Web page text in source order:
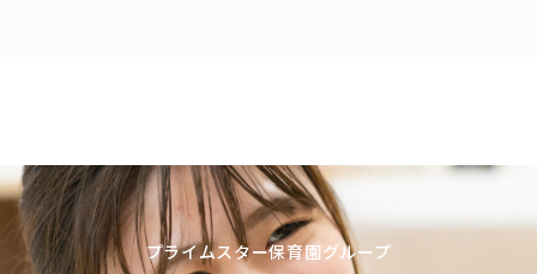
プライムスター保育園グループ